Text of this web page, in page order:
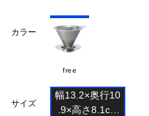
カラー
free
サイズ
幅13.2×奥行10
.9×高さ8.1cm